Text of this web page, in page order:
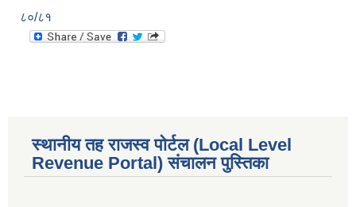
८०/८१
स्थानीय तह राजस्व पोर्टल (Local Level
Revenue Portal) संचालन पुस्तिका